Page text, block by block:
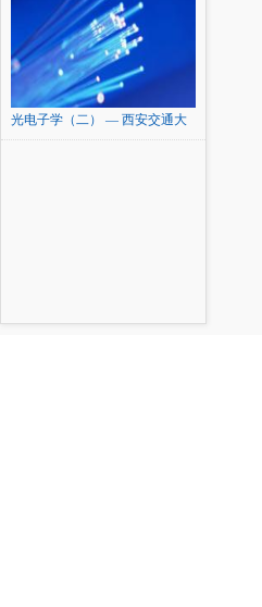
光电子学（二） — 西安交通大
学